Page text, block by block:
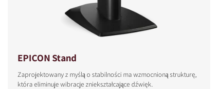
EPICON Stand
Zaprojektowany z myślą o stabilności ma wzmocnioną strukturę,
która eliminuje wibracje zniekształcające dźwięk.